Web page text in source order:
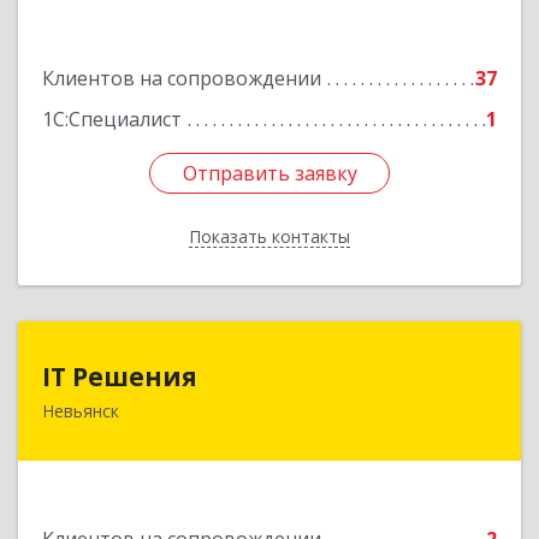
Клиентов на сопровождении
37
1С:Специалист
1
Отправить заявку
Показать контакты
Отправить заявку
Назад
IT Решения
Невьянск